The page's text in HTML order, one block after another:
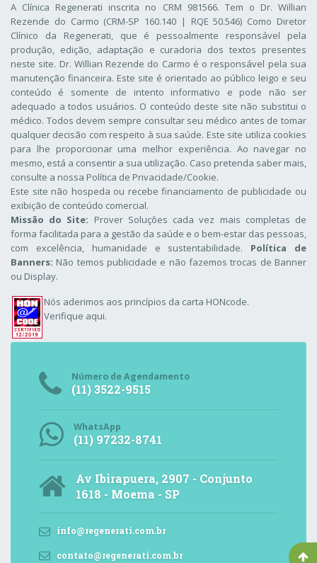
A Clínica Regenerati inscrita no CRM 981566. Tem o Dr. Willian
Rezende do Carmo (CRM-SP 160.140 | RQE 50.546) Como Diretor
Clínico da Regenerati, que é pessoalmente responsável pela
produção, edição, adaptação e curadoria dos textos presentes
neste site. Dr. Willian Rezende do Carmo é o responsável pela sua
manutenção financeira. Este site é orientado ao público leigo e seu
conteúdo é somente de intento informativo e pode não ser
adequado a todos usuários. O conteúdo deste site não substitui o
médico. Todos devem sempre consultar seu médico antes de tomar
qualquer decisão com respeito à sua saúde. Este site utiliza cookies
para lhe proporcionar uma melhor experiência. Ao navegar no
mesmo, está a consentir a sua utilização. Caso pretenda saber mais,
consulte a nossa Política de Privacidade/Cookie.
Este site não hospeda ou recebe financiamento de publicidade ou
exibição de conteúdo comercial.
Missão do Site: Prover Soluções cada vez mais completas de
forma facilitada para a gestão da saúde e o bem-estar das pessoas,
com excelência, humanidade e sustentabilidade. Política de
Banners: Não temos publicidade e não fazemos trocas de Banner
ou Display.
Nós aderimos aos princípios da carta HONcode.
Verifique aqui.
Número de Agendamento
(11) 3522-9515
WhatsApp
(11) 97232-8741
Av Ibirapuera, 2907 - Conjunto
1618 - Moema - SP
info@regenerati.com.br
contato@regenerati.com.br